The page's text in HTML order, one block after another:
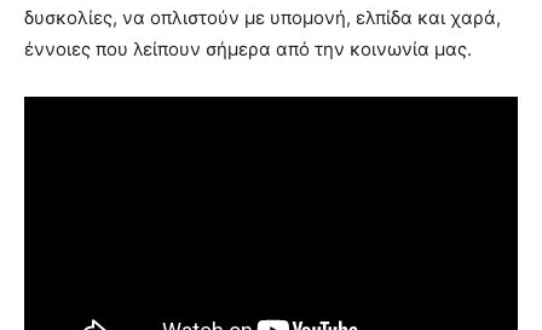
δυσκολίες, να οπλιστούν με υπομονή, ελπίδα και χαρά,
έννοιες που λείπουν σήμερα από την κοινωνία μας.